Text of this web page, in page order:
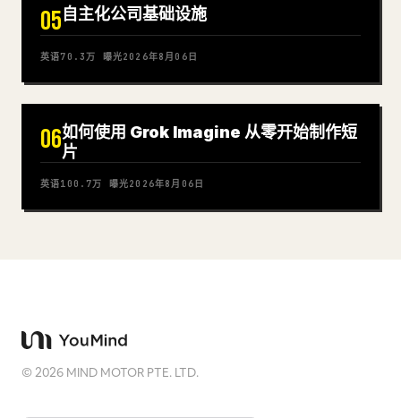
05自主化公司基础设施
英语70.3万 曝光2026年8月06日
06如何使用 Grok Imagine 从零开始制作短
片
英语100.7万 曝光2026年8月06日
©2026 MIND MOTOR PTE. LTD.